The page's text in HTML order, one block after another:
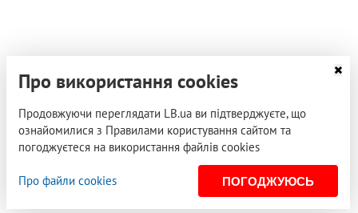
Про використання cookies
Продовжуючи переглядати LB.ua ви підтверджуєте, що
ознайомилися з Правилами користування сайтом та
погоджуєтеся на використання файлів cookies
Про файли cookies ПОГОДЖУЮСЬ